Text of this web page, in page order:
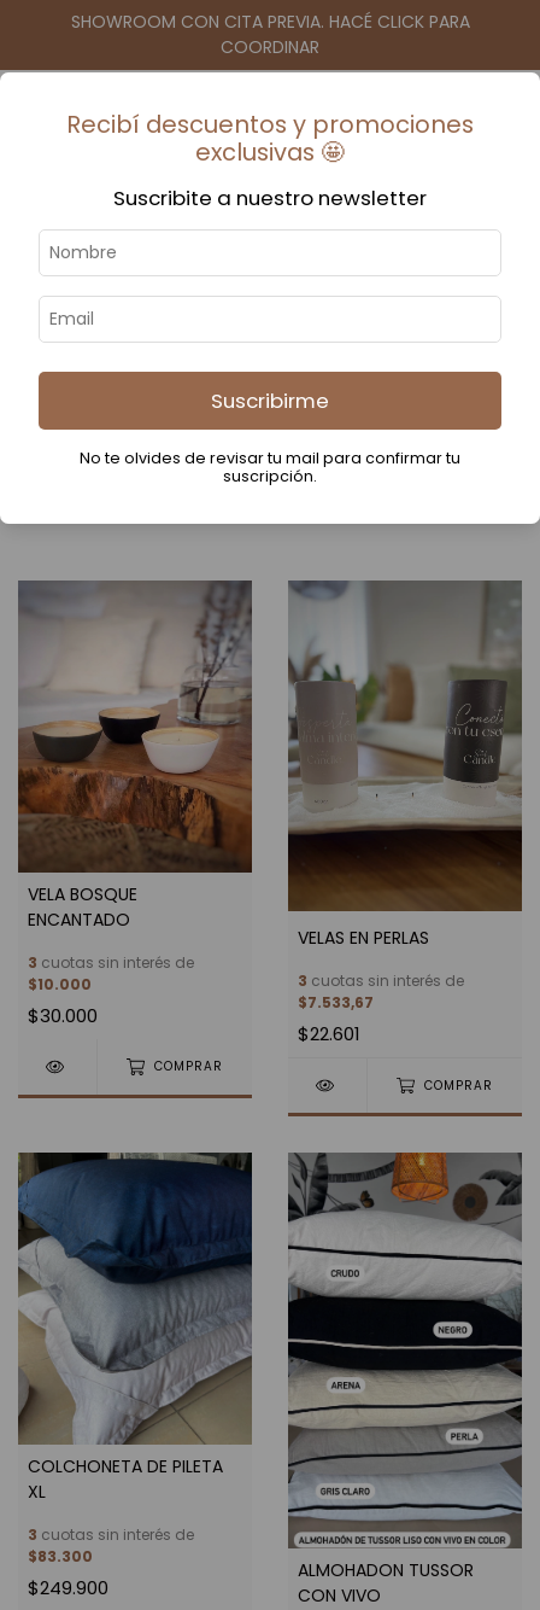
SHOWROOM CON CITA PREVIA. HACÉ CLICK PARA
COORDINAR
Inicio - Productos para entrega inmediata
Deco & textil
VELA BOSQUE
ENCANTADO
3 cuotas sin interés de
$10.000
$30.000
COMPRAR
VELAS EN PERLAS
3 cuotas sin interés de
$7.533,67
$22.601
COMPRAR
COLCHONETA DE PILETA
XL
3 cuotas sin interés de
$83.300
$249.900
ALMOHADON TUSSOR
CON VIVO
Recibí descuentos y promociones
exclusivas 🤩
Suscribite a nuestro newsletter
Suscribirme
No te olvides de revisar tu mail para confirmar tu
suscripción.